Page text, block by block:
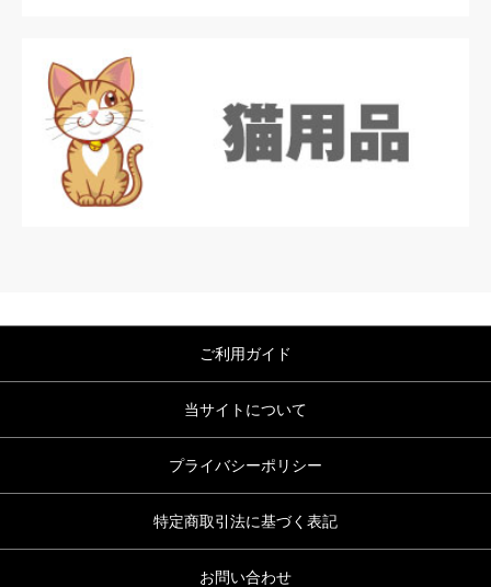
ご利用ガイド
当サイトについて
プライバシーポリシー
特定商取引法に基づく表記
お問い合わせ